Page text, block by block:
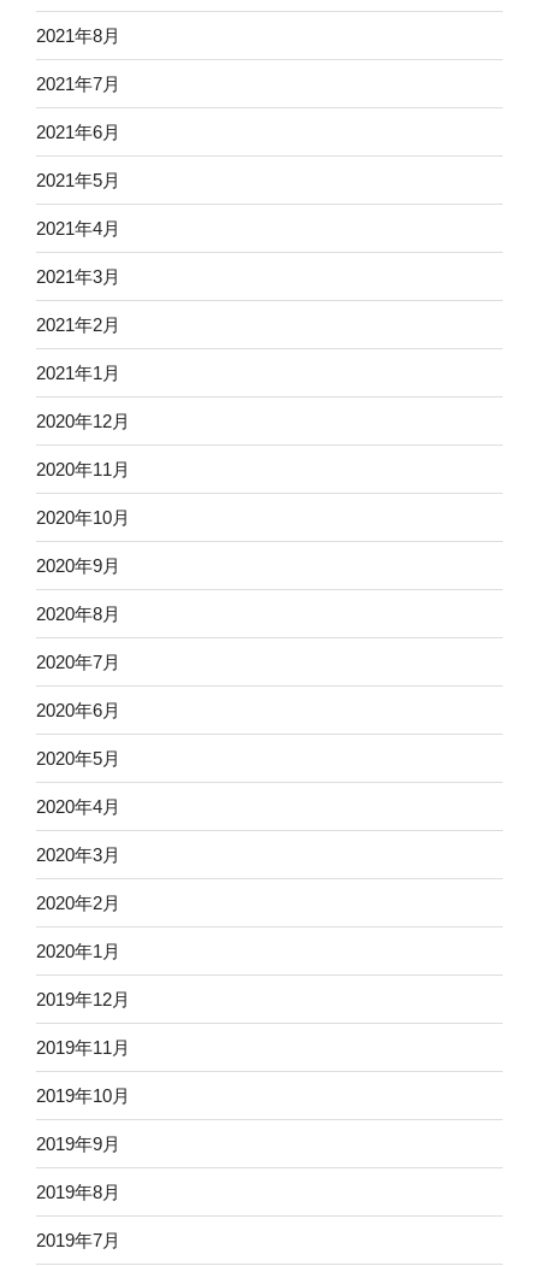
2021年8月
2021年7月
2021年6月
2021年5月
2021年4月
2021年3月
2021年2月
2021年1月
2020年12月
2020年11月
2020年10月
2020年9月
2020年8月
2020年7月
2020年6月
2020年5月
2020年4月
2020年3月
2020年2月
2020年1月
2019年12月
2019年11月
2019年10月
2019年9月
2019年8月
2019年7月